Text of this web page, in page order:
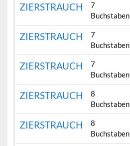
ZIERSTRAUCH
7
Buchstaben
ZIERSTRAUCH
7
Buchstaben
ZIERSTRAUCH
7
Buchstaben
ZIERSTRAUCH
8
Buchstaben
ZIERSTRAUCH
8
Buchstaben